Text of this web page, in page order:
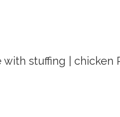
stuffing | chicken